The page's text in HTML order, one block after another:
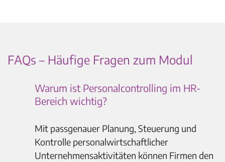
FAQs – Häufige Fragen zum Modul
Warum ist Personalcontrolling im HR-
Bereich wichtig?
Mit passgenauer Planung, Steuerung und
Kontrolle personalwirtschaftlicher
Unternehmensaktivitäten können Firmen den